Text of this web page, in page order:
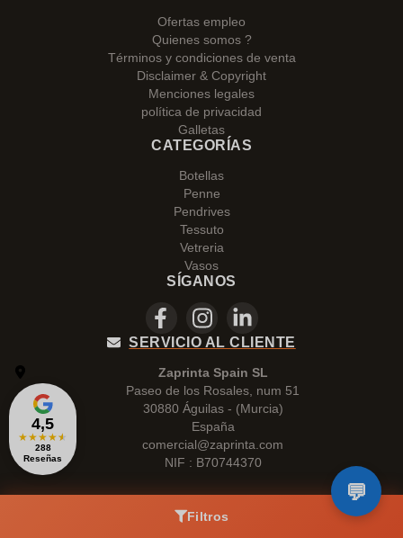
Filtros
4,5
★★★★★
288
Reseñas
Ofertas empleo
Quienes somos ?
Términos y condiciones de venta
Disclaimer & Copyright
Menciones legales
política de privacidad
Galletas
CATEGORÍAS
Botellas
Penne
Pendrives
Tessuto
Vetreria
Vasos
SÍGANOS
SERVICIO AL CLIENTE
Zaprinta Spain SL
Paseo de los Rosales, num 51
30880 Águilas - (Murcia)
España
comercial@zaprinta.com
NIF : B70744370